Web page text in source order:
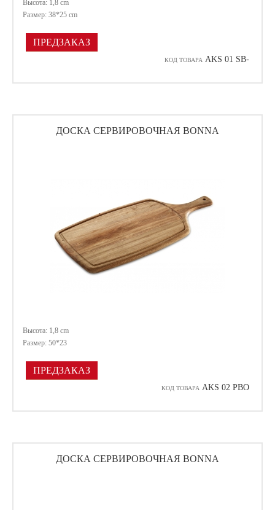
Высота: 1,8 cm
Размер: 38*25 cm
ПРЕДЗАКАЗ
КОД ТОВАРА AKS 01 SB-
ДОСКА СЕРВИРОВОЧНАЯ BONNA
Высота: 1,8 cm
Размер: 50*23
ПРЕДЗАКАЗ
КОД ТОВАРА AKS 02 PBO
ДОСКА СЕРВИРОВОЧНАЯ BONNA